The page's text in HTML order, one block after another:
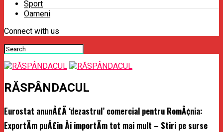
Sport
Oameni
Connect with us
RĂSPÂNDACUL
Eurostat anunÅ£Ä ‘dezastrul’ comercial pentru RomÃ¢nia:
ExportÄm puÅ£in Åi importÄm tot mai mult – Stiri pe surse